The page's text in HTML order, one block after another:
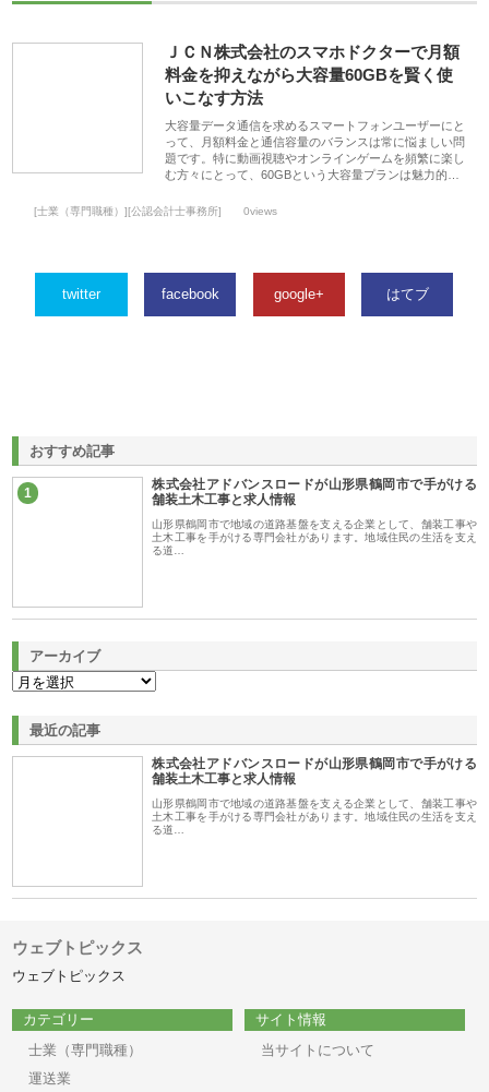
ＪＣＮ株式会社のスマホドクターで月額
料金を抑えながら大容量60GBを賢く使
いこなす方法
大容量データ通信を求めるスマートフォンユーザーにと
って、月額料金と通信容量のバランスは常に悩ましい問
題です。特に動画視聴やオンラインゲームを頻繁に楽し
む方々にとって、60GBという大容量プランは魅力的…
[士業（専門職種）][公認会計士事務所] 0views
twitter facebook google+ はてブ
おすすめ記事
1
株式会社アドバンスロードが山形県鶴岡市で手がける
舗装土木工事と求人情報
山形県鶴岡市で地域の道路基盤を支える企業として、舗装工事や
土木工事を手がける専門会社があります。地域住民の生活を支え
る道…
アーカイブ
最近の記事
株式会社アドバンスロードが山形県鶴岡市で手がける
舗装土木工事と求人情報
山形県鶴岡市で地域の道路基盤を支える企業として、舗装工事や
土木工事を手がける専門会社があります。地域住民の生活を支え
る道…
ウェブトピックス
ウェブトピックス
カテゴリー
士業（専門職種）
運送業
サイト情報
当サイトについて